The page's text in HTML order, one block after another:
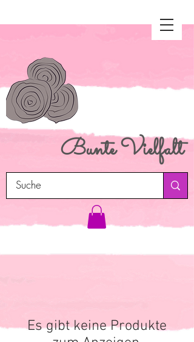
BunteVielfalt
Es gibt keine Produkte